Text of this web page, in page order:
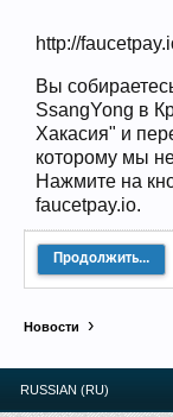
Прошедшие
12.13.14. 15.16.
Ближайшие
лет клубу!
http://
Вы
SsangYong в
Хакасия" и
которому мы
Нажмите на
faucetpay.io.
Продолжить...
Новости
RUSSIAN (RU)